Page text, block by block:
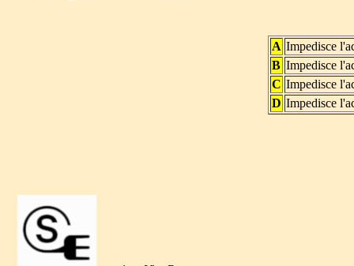
A Impedisce
B Impedisce
C Impedisce
D Impedisce